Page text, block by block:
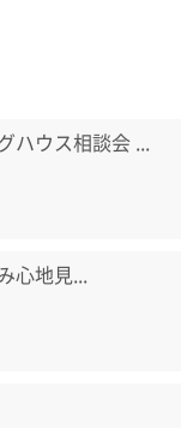
ハウス相談会 ...
心地見...